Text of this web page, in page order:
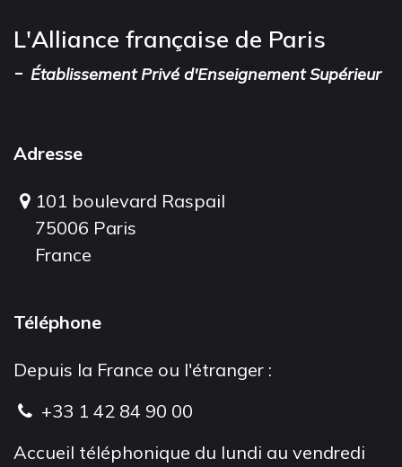
L'Alliance française de Paris
- Établissement Privé d'Enseignement Supérieur
Adresse
101 boulevard Raspail
75006 Paris
France
Téléphone
Depuis la France ou l'étranger :
+33 1 42 84 90 00
Accueil téléphonique du lundi au vendredi